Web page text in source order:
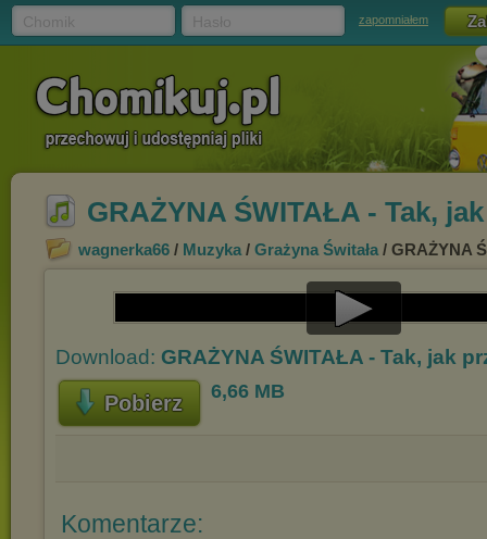
zapomniałem
GRAŻYNA ŚWITAŁA - Tak,
wagnerka66 / Muzyka / Grażyna Świtała / GRAŻYNA
Play
Download: GRAŻYNA ŚWITAŁA - Tak, jak
Pobierz 6,66 MB
Komentarze: